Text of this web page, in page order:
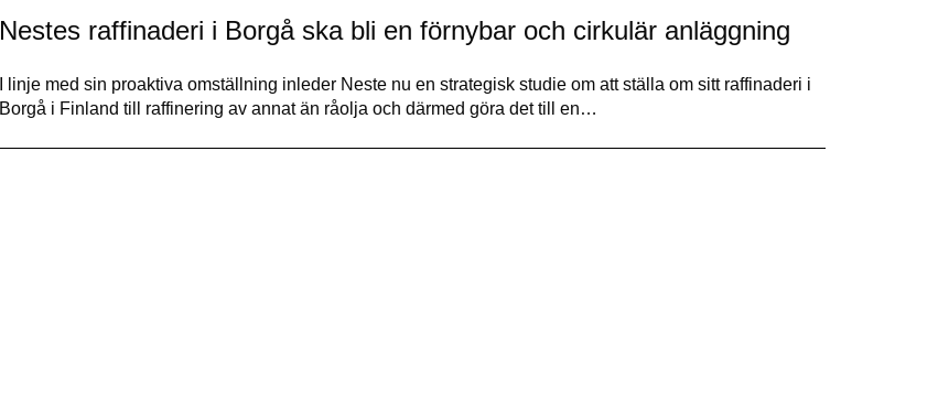
Nestes raffinaderi i Borgå ska bli en förnybar och cirkulär anläggning
I linje med sin proaktiva omställning inleder Neste nu en strategisk studie om att ställa om sitt raffinaderi i
Borgå i Finland till raffinering av annat än råolja och därmed göra det till en…